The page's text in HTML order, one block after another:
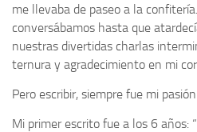
me llevaba de paseo a la
conversábamos hasta que
nuestras divertidas charlas
ternura y agradecimiento en mi
Pero escribir, siempre fue mi pasión.
Mi primer escrito fue a los 6 años: